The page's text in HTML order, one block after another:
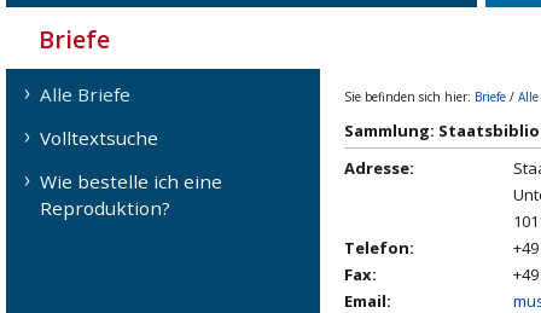
Briefe
Alle Briefe
Volltextsuche
Wie bestelle ich eine
Reproduktion?
Sie befinden sich hier: Briefe /
Sammlung:
Adresse:
Telefon:
Fax:
Email: